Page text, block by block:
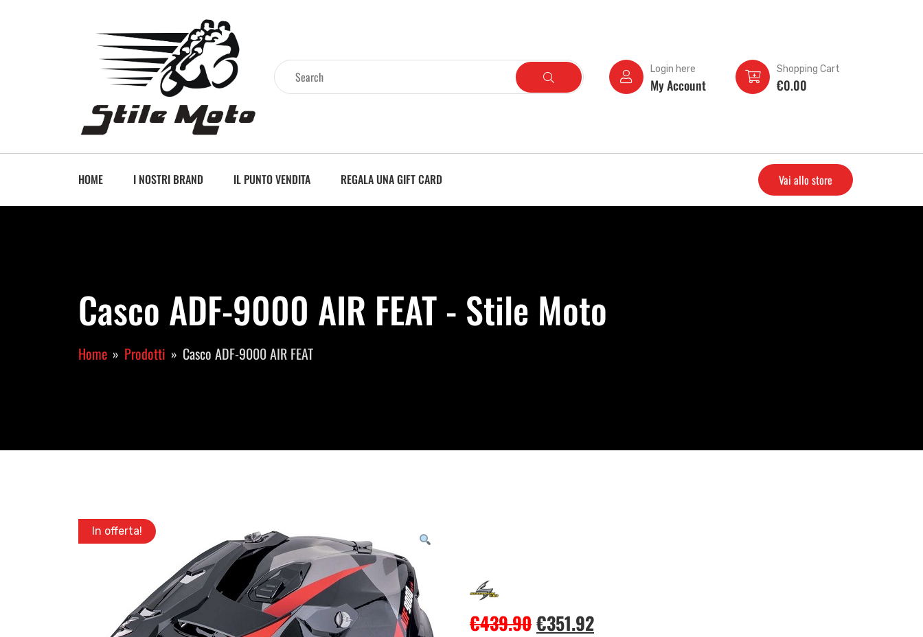
Login here
My Account
Shopping Cart
€0.00
HOME I NOSTRI BRAND IL PUNTO VENDITA REGALA UNA GIFT CARD Vai allo store
Casco ADF-9000 AIR FEAT - Stile Moto
Home Prodotti Casco ADF-9000 AIR FEAT
In offerta!
€439.90€351.92